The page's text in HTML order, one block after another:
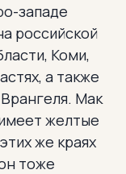
западе
российской
Коми,
а также
Мак
желтые
же краях
тоже